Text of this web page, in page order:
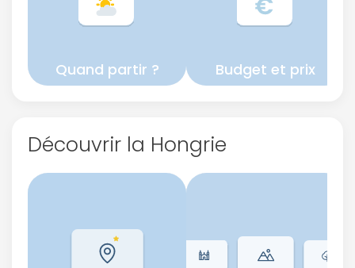
Quand partir ? Budget et prix
Découvrir la Hongrie
ou connectez-vous par mail